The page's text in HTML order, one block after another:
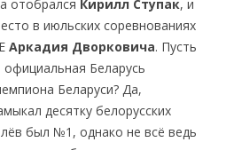
отобрался Кирилл Ступак, и
в июльских соревнованиях
Аркадия Дворковича. Пусть
Беларусь
Беларуси? Да,
десятку белорусских
был №1, однако не всё ведь